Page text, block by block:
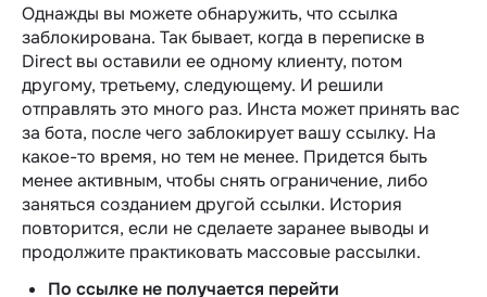
Однажды вы можете обнаружить, что ссылка
заблокирована. Так бывает, когда в переписке в
Direct вы оставили ее одному клиенту, потом
другому, третьему, следующему. И решили
отправлять это много раз. Инста может принять вас
за бота, после чего заблокирует вашу ссылку. На
какое-то время, но тем не менее. Придется быть
менее активным, чтобы снять ограничение, либо
заняться созданием другой ссылки. История
повторится, если не сделаете заранее выводы и
продолжите практиковать массовые рассылки.
По ссылке не получается перейти